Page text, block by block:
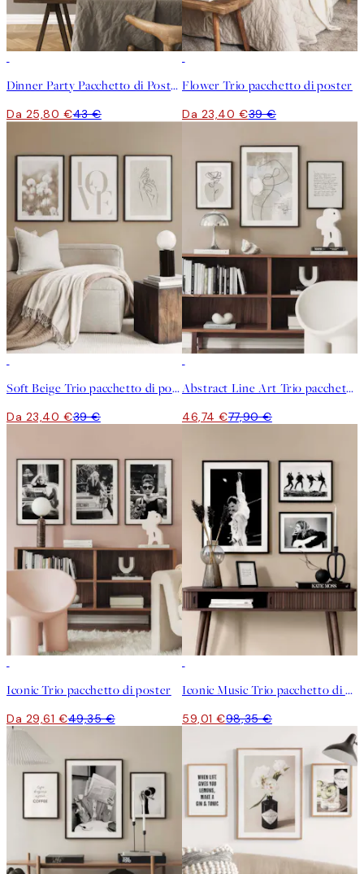
Dinner Party Pacchetto di Poster
Da 25,80 €43 €
Flower Trio pacchetto di poster
Da 23,40 €39 €
Soft Beige Trio pacchetto di poster
Da 23,40 €39 €
Abstract Line Art Trio pacchetto di poster
46,74 €77,90 €
Iconic Trio pacchetto di poster
Da 29,61 €49,35 €
Iconic Music Trio pacchetto di poster
59,01 €98,35 €